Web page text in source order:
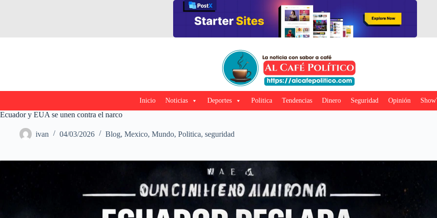
Inicio Noticias Deportes Politica Tendencias Dinero Seguridad Opinión
Ecuador y EUA se unen contra el narco
ivan 04/03/2026 Blog, Mexico, Mundo, Politica, seguridad